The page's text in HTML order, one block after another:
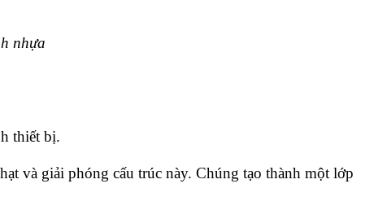
nhựa
thiết bị.
và giải phóng cấu trúc này. Chúng tạo thành một lớp